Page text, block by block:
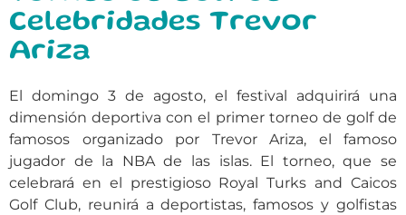
Celebridades Trevor
Ariza
El domingo 3 de agosto, el festival adquirirá una
dimensión deportiva con el primer torneo de golf de
famosos organizado por Trevor Ariza, el famoso
jugador de la NBA de las islas. El torneo, que se
celebrará en el prestigioso Royal Turks and Caicos
Golf Club, reunirá a deportistas, famosos y golfistas